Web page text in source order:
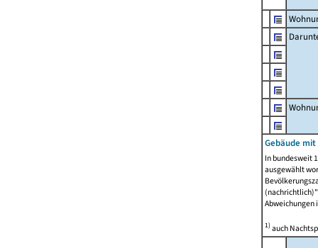
Gebäude
In bundesweit
ausgewählt
Abweichungen
1)auch